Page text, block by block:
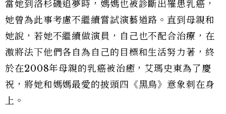
當她到洛杉磯追夢時，媽媽也被診斷出罹患乳癌，
她曾為此事考慮不繼續嘗試演藝道路。直到母親和
她說，若她不繼續做演員，自己也不配合治療，在
激將法下他們各自為自己的目標和生活努力著，終
於在2008年母親的乳癌被治癒，艾瑪史東為了慶
祝，將她和媽媽最愛的披頭四《黑鳥》意象刺在身
上。